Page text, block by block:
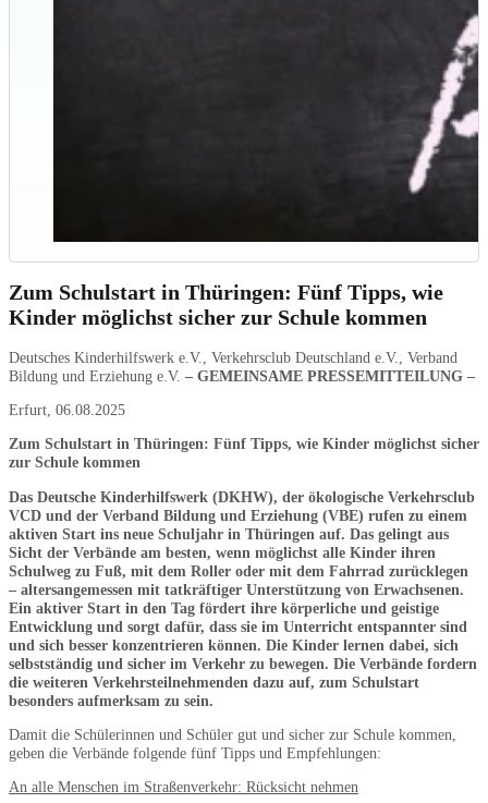
Zum Schulstart in Thüringen: Fünf Tipps, wie
Kinder möglichst sicher zur Schule kommen
Deutsches Kinderhilfswerk e.V., Verkehrsclub Deutschland e.V., Verband
Bildung und Erziehung e.V. – GEMEINSAME PRESSEMITTEILUNG –
Erfurt, 06.08.2025
Zum Schulstart in Thüringen: Fünf Tipps, wie Kinder möglichst sicher
zur Schule kommen
Das Deutsche Kinderhilfswerk (DKHW), der ökologische Verkehrsclub
VCD und der Verband Bildung und Erziehung (VBE) rufen zu einem
aktiven Start ins neue Schuljahr in Thüringen auf. Das gelingt aus
Sicht der Verbände am besten, wenn möglichst alle Kinder ihren
Schulweg zu Fuß, mit dem Roller oder mit dem Fahrrad zurücklegen
– altersangemessen mit tatkräftiger Unterstützung von Erwachsenen.
Ein aktiver Start in den Tag fördert ihre körperliche und geistige
Entwicklung und sorgt dafür, dass sie im Unterricht entspannter sind
und sich besser konzentrieren können. Die Kinder lernen dabei, sich
selbstständig und sicher im Verkehr zu bewegen. Die Verbände fordern
die weiteren Verkehrsteilnehmenden dazu auf, zum Schulstart
besonders aufmerksam zu sein.
Damit die Schülerinnen und Schüler gut und sicher zur Schule kommen,
geben die Verbände folgende fünf Tipps und Empfehlungen:
An alle Menschen im Straßenverkehr: Rücksicht nehmen